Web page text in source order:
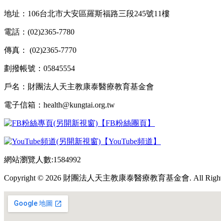
地址：106台北市大安區羅斯福路三段245號11樓
電話：(02)2365-7780
傳真： (02)2365-7770
劃撥帳號：05845554
戶名：財團法人天主教康泰醫療教育基金會
電子信箱：health@kungtai.org.tw
【FB粉絲團頁】
【YouTube頻道】
網站瀏覽人數:1584992
Copyright © 2026 財團法人天主教康泰醫療教育基金會. All